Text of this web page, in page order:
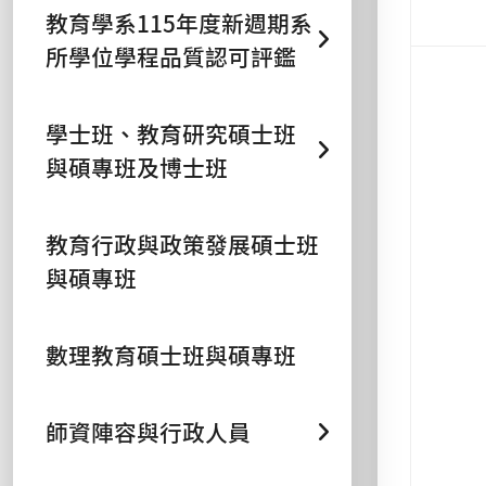
教育學系115年度新週期系
所學位學程品質認可評鑑
學士班、教育研究碩士班
與碩專班及博士班
教育行政與政策發展碩士班
與碩專班
數理教育碩士班與碩專班
師資陣容與行政人員